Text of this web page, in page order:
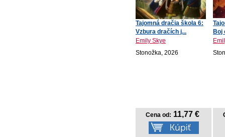
Tajomná dračia škola 6:
Vzbura dračích j...
Emily Skye
Stonožka, 2026
Cena od: 11,77 €
Boj